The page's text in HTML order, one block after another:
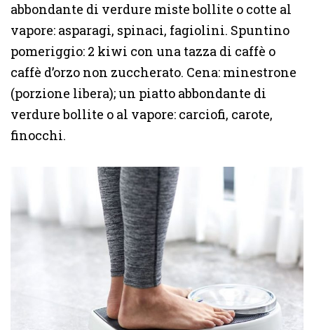
abbondante di verdure miste bollite o cotte al
vapore: asparagi, spinaci, fagiolini. Spuntino
pomeriggio: 2 kiwi con una tazza di caffè o
caffè d’orzo non zuccherato. Cena: minestrone
(porzione libera); un piatto abbondante di
verdure bollite o al vapore: carciofi, carote,
finocchi.